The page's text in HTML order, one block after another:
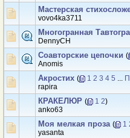
Мастерская
vovo4ka3711
Многогранная
DennyCH
Соавторские цепочки (
Anomis
Акростих ( 1 2 3 4 5 ...
rapira
КРАКЕЛЮР ( 1 2)
anko63
Моя мелкая проза ( 1
yasanta